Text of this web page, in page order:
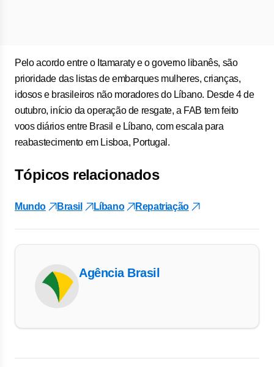
Pelo acordo entre o Itamaraty e o governo libanês, são
prioridade das listas de embarques mulheres, crianças,
idosos e brasileiros não moradores do Líbano. Desde 4 de
outubro, início da operação de resgate, a FAB tem feito
voos diários entre Brasil e Líbano, com escala para
reabastecimento em Lisboa, Portugal.
Tópicos relacionados
Mundo Brasil Líbano Repatriação
Agência Brasil